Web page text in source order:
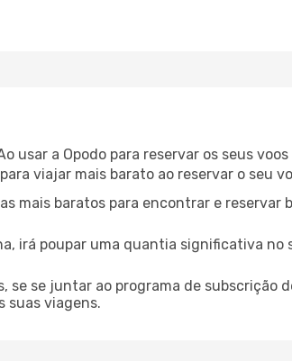
usar a Opodo para reservar os seus
viajar mais barato ao reservar o seu
mais baratos para encontrar e reservar
irá poupar uma quantia significativa no
se juntar ao programa de subscrição
suas viagens.